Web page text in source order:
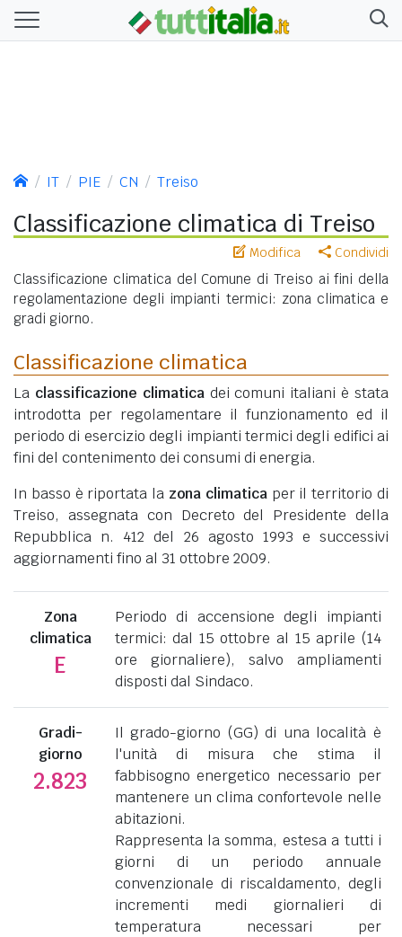
IT PIE CN Treiso
Classificazione climatica di Treiso
Modifica Condividi
Classificazione climatica del Comune di Treiso ai fini della
regolamentazione degli impianti termici: zona climatica e
gradi giorno.
Classificazione climatica
La classificazione climaticadei comuni italiani è stata
introdotta per regolamentare il funzionamento ed il
periodo di esercizio degli impianti termici degli edifici ai
fini del contenimento dei consumi di energia.
In basso è riportata la zona climaticaper il territorio di
Treiso, assegnata con Decreto del Presidente della
Repubblica n. 412 del 26 agosto 1993 e successivi
aggiornamenti fino al 31 ottobre 2009.
Zona
climatica
E
Periodo di accensione degli impianti
termici: dal 15 ottobre al 15 aprile (14
ore giornaliere), salvo ampliamenti
disposti dal Sindaco.
Gradi-
giorno
2.823
Il grado-giorno (GG) di una località è
l'unità di misura che stima il
fabbisogno energetico necessario per
mantenere un clima confortevole nelle
abitazioni.
Rappresenta la somma, estesa a tutti i
giorni di un periodo annuale
convenzionale di riscaldamento, degli
incrementi medi giornalieri di
temperatura necessari per